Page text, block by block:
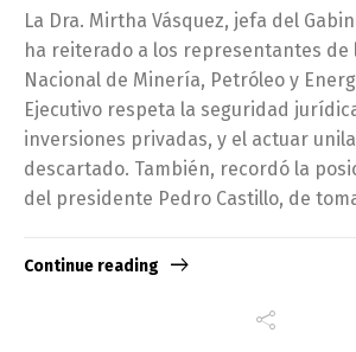
La Dra. Mirtha Vásquez, jefa del
ha reiterado a los representantes de
Nacional de Minería, Petróleo y
Ejecutivo respeta la seguridad
inversiones privadas, y el actuar
descartado. También, recordó la
del presidente Pedro Castillo, de
Continue reading